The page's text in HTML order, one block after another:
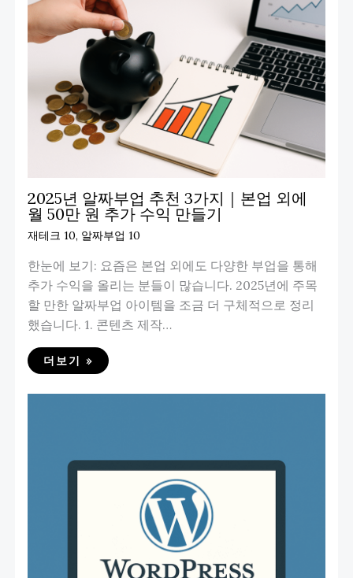
2025년 알짜부업 추천 3가지｜본업 외에
월 50만 원 추가 수익 만들기
재테크 10, 알짜부업 10
한눈에 보기: 요즘은 본업 외에도 다양한 부업을 통해
추가 수익을 올리는 분들이 많습니다. 2025년에 주목
할 만한 알짜부업 아이템을 조금 더 구체적으로 정리
했습니다. 1. 콘텐츠 제작…
더보기 »